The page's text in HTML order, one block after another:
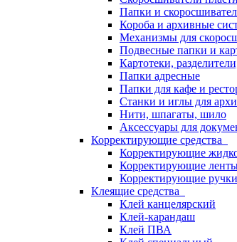
Папки и
Короба и архивные
Механизмы для
Подвесные папки и
Картотеки,
Папки адресные
Папки для кафе и
Станки и иглы для
Нити, шпагаты, шило
Аксессуары для
Корректирующие средства
Корректирующие
Корректирующие
Корректирующие ручки
Клеящие средства
Клей канцелярский
Клей-карандаш
Клей ПВА